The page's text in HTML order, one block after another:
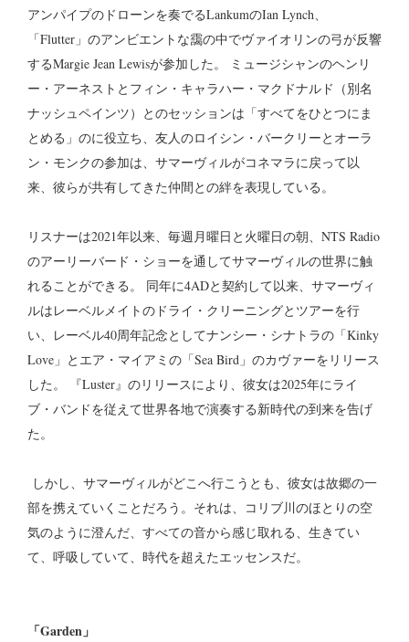
アンパイプのドローンを奏でるLankumのIan Lynch、
「Flutter」のアンビエントな靄の中でヴァイオリンの弓が反響
するMargie Jean Lewisが参加した。 ミュージシャンのヘンリ
ー・アーネストとフィン・キャラハー・マクドナルド（別名
ナッシュペインツ）とのセッションは「すべてをひとつにま
とめる」のに役立ち、友人のロイシン・バークリーとオーラ
ン・モンクの参加は、サマーヴィルがコネマラに戻って以
来、彼らが共有してきた仲間との絆を表現している。
リスナーは2021年以来、毎週月曜日と火曜日の朝、NTS Radio
のアーリーバード・ショーを通してサマーヴィルの世界に触
れることができる。 同年に4ADと契約して以来、サマーヴィ
ルはレーベルメイトのドライ・クリーニングとツアーを行
い、レーベル40周年記念としてナンシー・シナトラの「Kinky
Love」とエア・マイアミの「Sea Bird」のカヴァーをリリース
した。 『Luster』のリリースにより、彼女は2025年にライ
ブ・バンドを従えて世界各地で演奏する新時代の到来を告げ
た。
しかし、サマーヴィルがどこへ行こうとも、彼女は故郷の一
部を携えていくことだろう。それは、コリブ川のほとりの空
気のように澄んだ、すべての音から感じ取れる、生きてい
て、呼吸していて、時代を超えたエッセンスだ。
「Garden」